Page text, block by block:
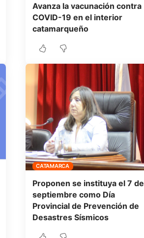
Avanza la vacunación contra
COVID-19 en el interior
catamarqueño
CATAMARCA
Proponen se instituya el 7 de
septiembre como Día
Provincial de Prevención de
Desastres Sísmicos